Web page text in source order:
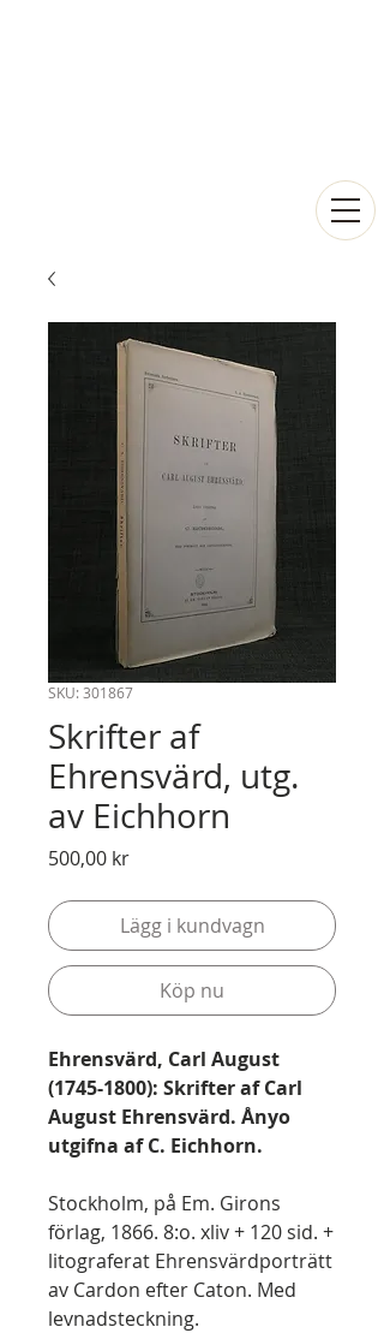
SKU: 301867
Skrifter af
Ehrensvärd, utg.
av Eichhorn
500,00 krPris
Lägg i kundvagn
Köp nu
Ehrensvärd, Carl August
(1745-1800): Skrifter af Carl
August Ehrensvärd. Ånyo
utgifna af C. Eichhorn.
Stockholm, på Em. Girons
förlag, 1866. 8:o. xliv + 120 sid. +
litograferat Ehrensvärdporträtt
av Cardon efter Caton. Med
levnadsteckning.